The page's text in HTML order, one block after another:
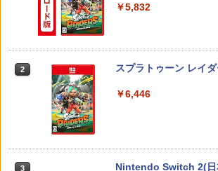
2
260305)
￥6,880
3
【特典】デジモンスト
レンジャー Switch2版
￥2,237
￥810
￥980
￥7,722
￥5,832
2 スプラトゥーン レイ
￥6,446
3 Nintendo Switch 2(日